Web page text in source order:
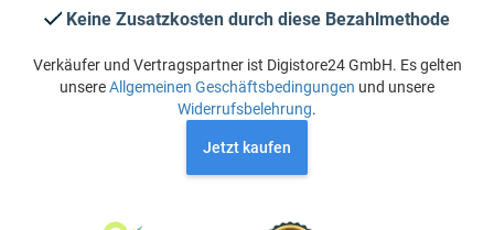
Keine Zusatzkosten durch diese Bezahlmethode
Verkäufer und Vertragspartner ist Digistore24 GmbH. Es gelten
unsereAllgemeinen Geschäftsbedingungen und unsere
Widerrufsbelehrung.
Jetzt kaufen